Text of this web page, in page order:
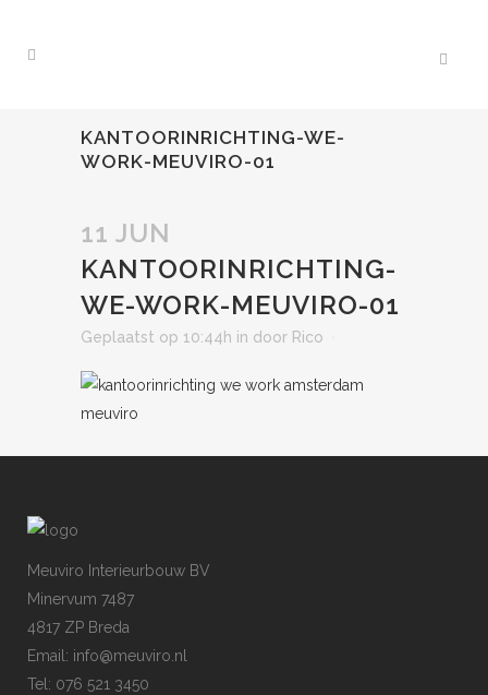
KANTOORINRICHTING-WE-
WORK-MEUVIRO-01
11 JUN
KANTOORINRICHTING-
WE-WORK-MEUVIRO-01
Geplaatst op 10:44h in door Rico
Meuviro Interieurbouw BV
Minervum 7487
4817 ZP Breda
Email: info@meuviro.nl
Tel: 076 521 3450